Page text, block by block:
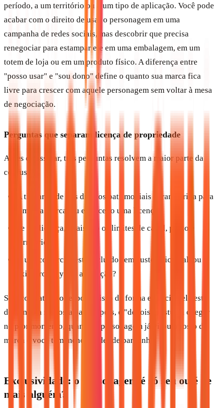
período, a um território ou a um tipo de aplicação. Você pode
acabar com o direito de usar o personagem em uma
campanha de redes sociais, mas descobrir que precisa
renegociar para estampar ele em uma embalagem, em um
totem de loja ou em um produto físico. A diferença entre
"posso usar" e "sou dono" define o quanto sua marca fica
livre para crescer com aquele personagem sem voltar à mesa
de negociação.
Perguntas que separam licença de propriedade
Antes de assinar, três perguntas resolvem a maior parte da
confusão:
A titularidade dos direitos patrimoniais é transferida para
a minha marca, ou eu recebo uma licença?
Se for licença, quais são os limites de canal, prazo e
território?
O uso comercial está incluído sem custo adicional, ou
existe royalty por aplicação?
Se o contrato não responde isso de forma explícita, ele está
deixando a resposta para depois, e "depois" costuma chegar
no pior momento, quando o personagem já virou o rosto da
marca e você tem menos poder de barganha.
Exclusividade: o personagem é só seu ou é de
mais alguém?